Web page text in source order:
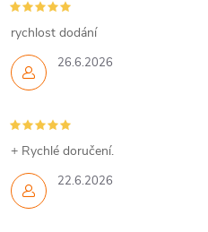
26.6.2026
rychlost dodání
22.6.2026
+ Rychlé doručení.